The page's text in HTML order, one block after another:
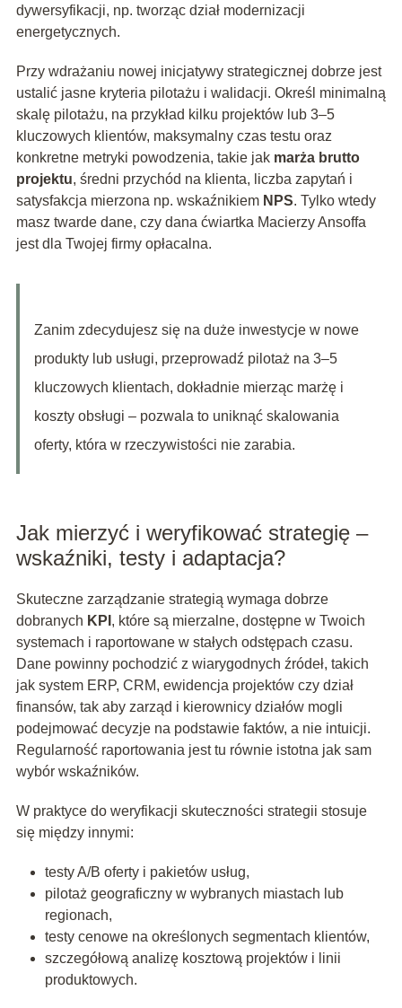
dywersyfikacji, np. tworząc dział modernizacji
energetycznych.
Przy wdrażaniu nowej inicjatywy strategicznej dobrze jest
ustalić jasne kryteria pilotażu i walidacji. Określ minimalną
skalę pilotażu, na przykład kilku projektów lub 3–5
kluczowych klientów, maksymalny czas testu oraz
konkretne metryki powodzenia, takie jak marża brutto
projektu, średni przychód na klienta, liczba zapytań i
satysfakcja mierzona np. wskaźnikiem NPS. Tylko wtedy
masz twarde dane, czy dana ćwiartka Macierzy Ansoffa
jest dla Twojej firmy opłacalna.
Zanim zdecydujesz się na duże inwestycje w nowe
produkty lub usługi, przeprowadź pilotaż na 3–5
kluczowych klientach, dokładnie mierząc marżę i
koszty obsługi – pozwala to uniknąć skalowania
oferty, która w rzeczywistości nie zarabia.
Jak mierzyć i weryfikować strategię –
wskaźniki, testy i adaptacja?
Skuteczne zarządzanie strategią wymaga dobrze
dobranych KPI , które są mierzalne, dostępne w Twoich
systemach i raportowane w stałych odstępach czasu.
Dane powinny pochodzić z wiarygodnych źródeł, takich
jak system ERP, CRM, ewidencja projektów czy dział
finansów, tak aby zarząd i kierownicy działów mogli
podejmować decyzje na podstawie faktów, a nie intuicji.
Regularność raportowania jest tu równie istotna jak sam
wybór wskaźników.
W praktyce do weryfikacji skuteczności strategii stosuje
się między innymi:
testy A/B oferty i pakietów usług,
pilotaż geograficzny w wybranych miastach lub
regionach,
testy cenowe na określonych segmentach klientów,
szczegółową analizę kosztową projektów i linii
produktowych.